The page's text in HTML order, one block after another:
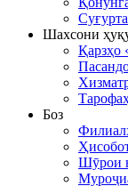
Шахсони
Қарзҳо
Боз
Шӯрои